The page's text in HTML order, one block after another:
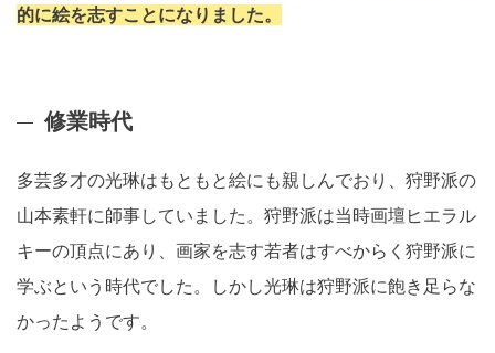
的に絵を志すことになりました。
修業時代
多芸多才の光琳はもともと絵にも親しんでおり、狩野派の
山本素軒に師事していました。狩野派は当時画壇ヒエラル
キーの頂点にあり、画家を志す若者はすべからく狩野派に
学ぶという時代でした。しかし光琳は狩野派に飽き足らな
かったようです。